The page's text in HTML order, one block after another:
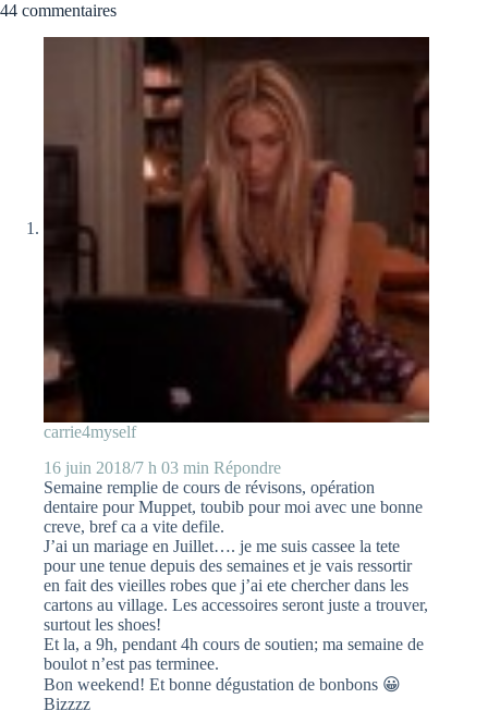
44 commentaires
carrie4myself
16 juin 2018/7 h 03 min Répondre
Semaine remplie de cours de révisons, opération
dentaire pour Muppet, toubib pour moi avec une bonne
creve, bref ca a vite defile.
J’ai un mariage en Juillet…. je me suis cassee la tete
pour une tenue depuis des semaines et je vais ressortir
en fait des vieilles robes que j’ai ete chercher dans les
cartons au village. Les accessoires seront juste a trouver,
surtout les shoes!
Et la, a 9h, pendant 4h cours de soutien; ma semaine de
boulot n’est pas terminee.
Bon weekend! Et bonne dégustation de bonbons 😀
Bizzzz